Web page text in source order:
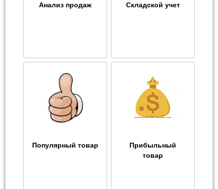
Анализ продаж Складской учет
Популярный товар
Прибыльный
товар